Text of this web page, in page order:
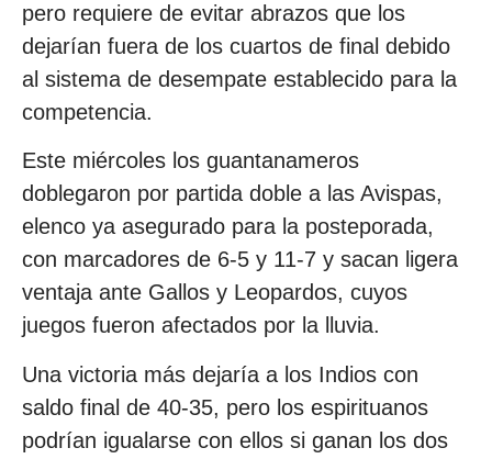
pero requiere de evitar abrazos que los
dejarían fuera de los cuartos de final debido
al sistema de desempate establecido para la
competencia.
Este miércoles los guantanameros
doblegaron por partida doble a las Avispas,
elenco ya asegurado para la posteporada,
con marcadores de 6-5 y 11-7 y sacan ligera
ventaja ante Gallos y Leopardos, cuyos
juegos fueron afectados por la lluvia.
Una victoria más dejaría a los Indios con
saldo final de 40-35, pero los espirituanos
podrían igualarse con ellos si ganan los dos